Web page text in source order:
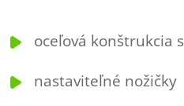
oceľová konštrukcia
nastaviteľné nožičky